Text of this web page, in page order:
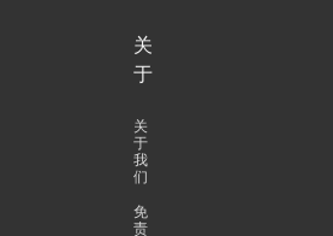
关
于
关
于
我
们
免
责